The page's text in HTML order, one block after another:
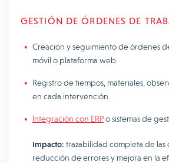
GESTIÓN DE ÓRDENES DE
Creación y seguimiento de órdenes
móvil o plataforma web.
Registro de tiempos, materiales,
en cada intervención.
Integración con ERPo sistemas de
Impacto: trazabilidad completa de las
reducción de errores y mejora en la